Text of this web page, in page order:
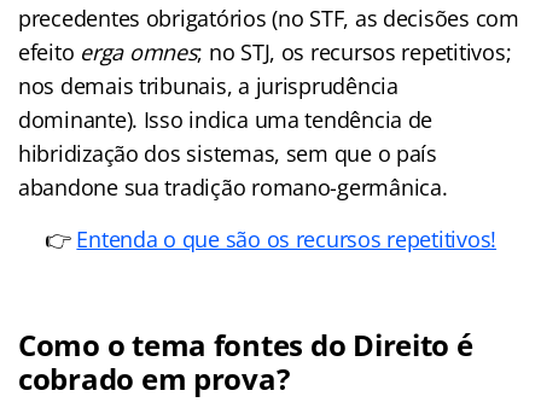
precedentes obrigatórios (no STF, as decisões com
efeito erga omnes; no STJ, os recursos repetitivos;
nos demais tribunais, a jurisprudência
dominante). Isso indica uma tendência de
hibridização dos sistemas, sem que o país
abandone sua tradição romano-germânica.
👉 Entenda o que são os recursos repetitivos!
Como o tema fontes do Direito é
cobrado em prova?